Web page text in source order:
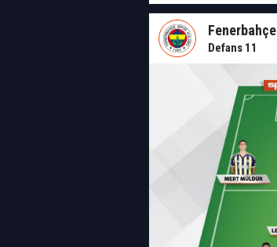
Fenerbahçe
Defans 11